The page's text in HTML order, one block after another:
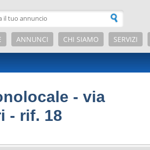
ANNUNCI CHI SIAMO SERVIZI
- via
- rif. 18